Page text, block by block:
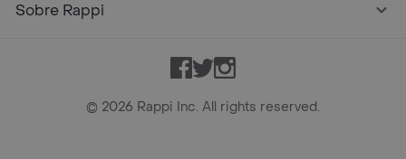
Sobre Rappi
Facebook
TwitterInstagram
© 2026 Rappi Inc. All rights reserved.